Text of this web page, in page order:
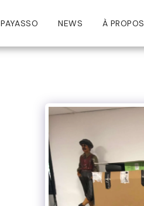
PAYASSO NEWS À PROPOS